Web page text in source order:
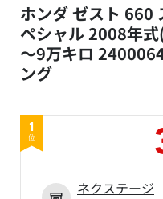
ホンダ ゼスト 660
ペシャル 2008年
～9万キロ
ング
1
位
ネクステージ